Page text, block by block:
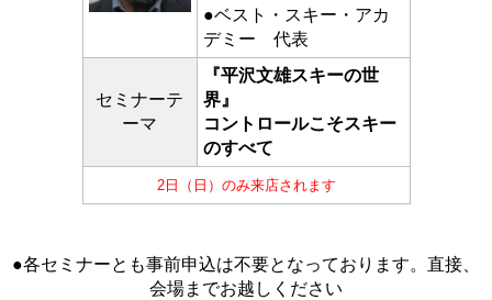
●ベスト・スキー・アカ
デミー 代表
セミナーテ
ーマ
『平沢文雄スキーの世
界』
コントロールこそスキー
のすべて
2日（日）のみ来店されます
●各セミナーとも事前申込は不要となっております。直接、
会場までお越しください